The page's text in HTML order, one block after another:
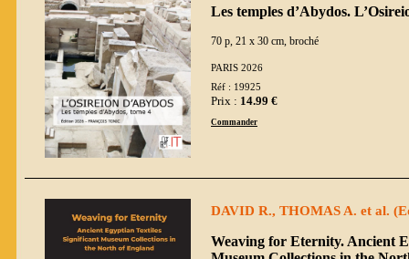
Les temples d’Abydos.
70 p, 21 x 30 cm, broché
PARIS 2026
Réf : 19925
Prix : 14.99 €
Commander
DAVID R., THOMAS A. et al.
Weaving for Eternity. Ancient